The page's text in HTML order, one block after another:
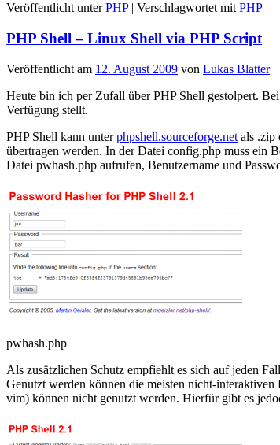
Veröffentlicht unter PHP | Verschlagwortet mit PHP
PHP Shell – Linux Shell via PHP Script
Veröffentlicht am 12. August 2009 von Lukas Blatter
Heute bin ich per Zufall über PHP Shell gestolpert.
Verfügung stellt.
PHP Shell kann unterphpshell.sourceforge.net als .zip
übertragen werden. In der Datei config.php muss ein
Datei pwhash.php aufrufen, Benutzername und
pwhash.php
Als zusätzlichen Schutz empfiehlt es sich auf jeden
Genutzt werden können die meisten nicht-
vim) können nicht genutzt werden. Hierfür gibt es